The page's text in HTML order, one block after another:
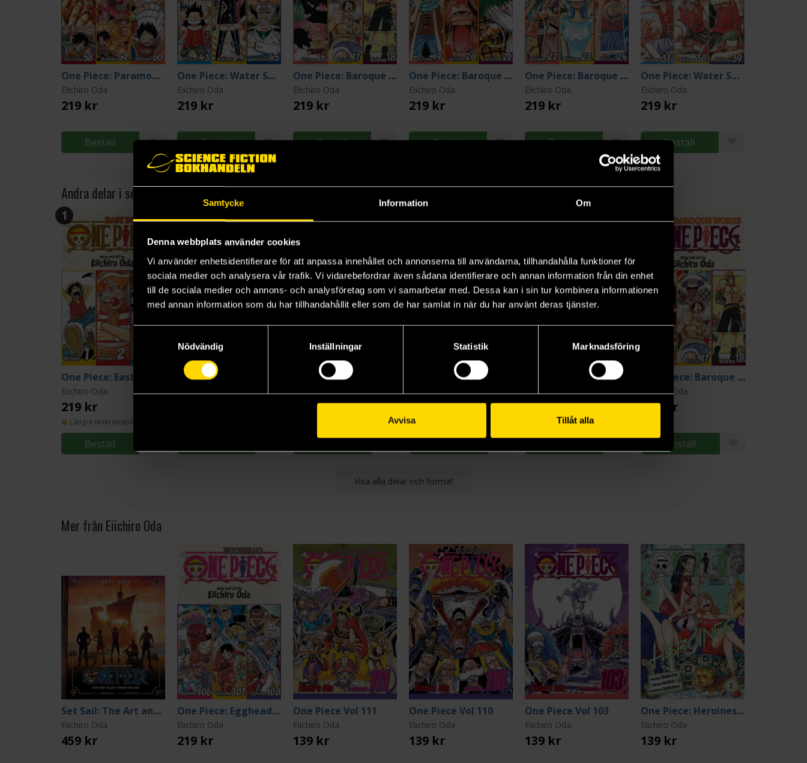
Samtycke Information Om
Denna webbplats använder cookies
Vi använder enhetsidentifierare för att anpassa innehållet och annonserna till användarna, tillhandahålla funktioner för
sociala medier och analysera vår trafik. Vi vidarebefordrar även sådana identifierare och annan information från din enhet
till de sociala medier och annons- och analysföretag som vi samarbetar med. Dessa kan i sin tur kombinera informationen
med annan information som du har tillhandahållit eller som de har samlat in när du har använt deras tjänster.
Nödvändig
Inställningar Statistik Marknadsföring
Avvisa Tillåt alla
One Piece: Paramont War 58-59-60
Eiichiro Oda
219 kr
Beställ
One Piece: Water Seven 43-44-45
Eiichiro Oda
219 kr
Beställ
One Piece: Baroque Works 16-17-18
Eiichiro Oda
219 kr
Beställ
One Piece: Baroque Works 19-20-21
Eiichiro Oda
219 kr
Beställ
One Piece: Baroque Works 22-23-24
Eiichiro Oda
219 kr
Beställ
One Piece: Water Seven 37-38-39
Eiichiro Oda
219 kr
Beställ
Andra delar i serien
1
Eiichiro Oda
219 kr
Längre leveranstid
Beställ
2
Eiichiro Oda
3
Eiichiro Oda
219 kr
Eiichiro Oda
219 kr
One Piece: Baroque Works 13-14-15
Eiichiro Oda
219 kr
One Piece: Baroque Works 16-17-18
Eiichiro Oda
219 kr
Beställ
Visa alla delar och format
Mer från Eiichiro Oda
Set Sail: The Art and Making of One Piece
Eiichiro Oda
459 kr
One Piece: Egghead 106-107-108
Eiichiro Oda
219 kr
One Piece Vol 111
Eiichiro Oda
139 kr
One Piece Vol 110
Eiichiro Oda
139 kr
One Piece Vol 103
Eiichiro Oda
139 kr
One Piece: Heroines Vol 2
Eiichiro Oda
139 kr